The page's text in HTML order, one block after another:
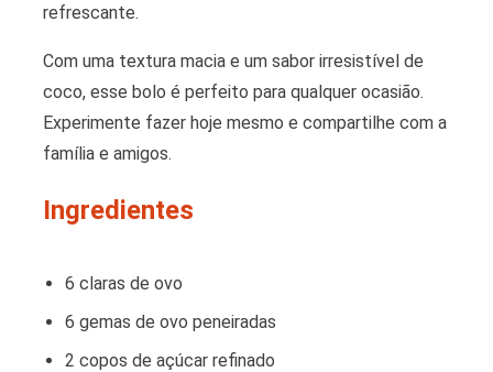
refrescante.
Com uma textura macia e um sabor irresistível de
coco, esse bolo é perfeito para qualquer ocasião.
Experimente fazer hoje mesmo e compartilhe com a
família e amigos.
Ingredientes
6 claras de ovo
6 gemas de ovo peneiradas
2 copos de açúcar refinado